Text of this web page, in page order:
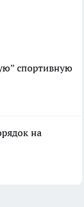
спортивную
на